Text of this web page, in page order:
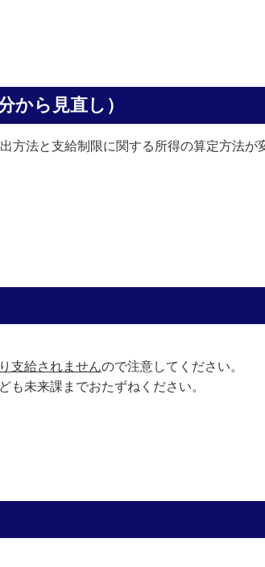
から見直し）
方法と支給制限に関する所得の算定方法が
支給されませんので注意してください。
未来課までおたずねください。